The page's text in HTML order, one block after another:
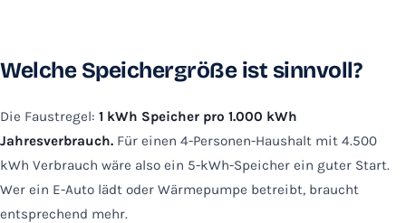
Welche Speichergröße ist sinnvoll?
Die Faustregel: 1 kWh Speicher pro 1.000 kWh
Jahresverbrauch. Für einen 4-Personen-Haushalt mit 4.500
kWh Verbrauch wäre also ein 5-kWh-Speicher ein guter Start.
Wer ein E-Auto lädt oder Wärmepumpe betreibt, braucht
entsprechend mehr.